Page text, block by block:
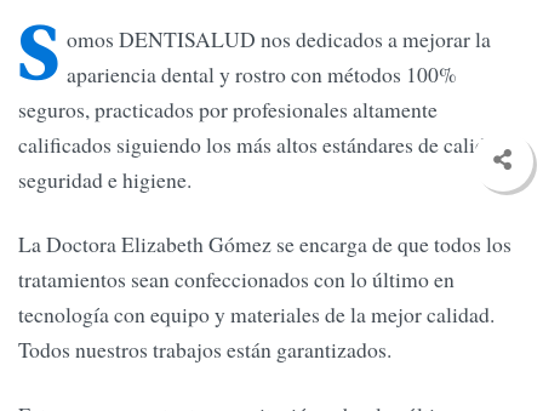
S omos DENTISALUD nos dedicados a mejorar la
apariencia dental y rostro con métodos 100%
seguros, practicados por profesionales altamente
calificados siguiendo los más altos estándares de calidad,
seguridad e higiene.
La Doctora Elizabeth Gómez se encarga de que todos los
tratamientos sean confeccionados con lo último en
tecnología con equipo y materiales de la mejor calidad.
Todos nuestros trabajos están garantizados.